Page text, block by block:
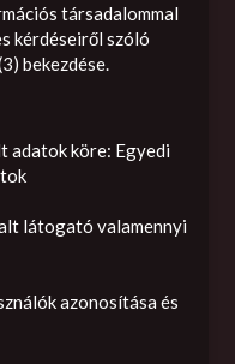
társadalommal
kérdéseiről szóló
bekezdése.
adatok köre: Egyedi
látogató valamennyi
azonosítása és